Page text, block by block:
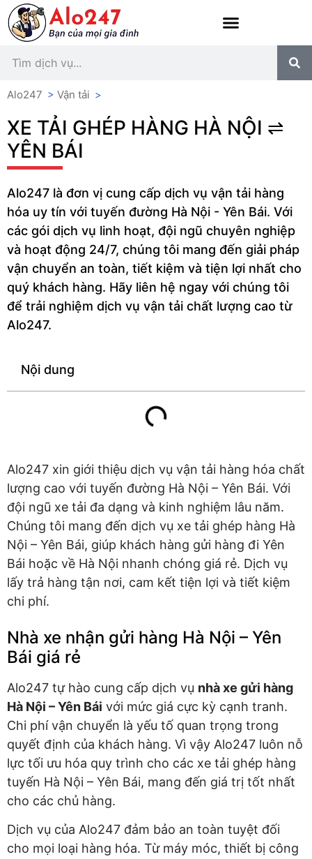
Alo247 > Vận tải >
XE TẢI GHÉP HÀNG HÀ NỘI ⇌
YÊN BÁI
Alo247 là đơn vị cung cấp dịch vụ vận tải hàng
hóa uy tín với tuyến đường Hà Nội - Yên Bái. Với
các gói dịch vụ linh hoạt, đội ngũ chuyên nghiệp
và hoạt động 24/7, chúng tôi mang đến giải pháp
vận chuyển an toàn, tiết kiệm và tiện lợi nhất cho
quý khách hàng. Hãy liên hệ ngay với chúng tôi
để trải nghiệm dịch vụ vận tải chất lượng cao từ
Alo247.
Nội dung
Alo247 xin giới thiệu dịch vụ vận tải hàng hóa chất
lượng cao với tuyến đường Hà Nội – Yên Bái. Với
đội ngũ xe tải đa dạng và kinh nghiệm lâu năm.
Chúng tôi mang đến dịch vụ xe tải ghép hàng Hà
Nội – Yên Bái, giúp khách hàng gửi hàng đi Yên
Bái hoặc về Hà Nội nhanh chóng giá rẻ. Dịch vụ
lấy trả hàng tận nơi, cam kết tiện lợi và tiết kiệm
chi phí.
Nhà xe nhận gửi hàng Hà Nội – Yên
Bái giá rẻ
Alo247 tự hào cung cấp dịch vụ nhà xe gửi hàng
Hà Nội – Yên Bái với mức giá cực kỳ cạnh tranh.
Chi phí vận chuyển là yếu tố quan trọng trong
quyết định của khách hàng. Vì vậy Alo247 luôn nỗ
lực tối ưu hóa quy trình cho các xe tải ghép hàng
tuyến Hà Nội – Yên Bái, mang đến giá trị tốt nhất
cho các chủ hàng.
Dịch vụ của Alo247 đảm bảo an toàn tuyệt đối
cho mọi loại hàng hóa. Từ máy móc, thiết bị công